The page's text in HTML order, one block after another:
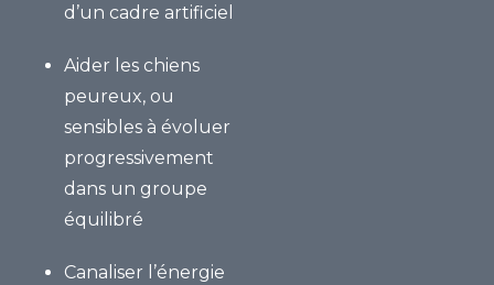
d’un cadre artificiel
Aider les chiens
peureux, ou
sensibles à évoluer
progressivement
dans un groupe
équilibré
Canaliser l’énergie